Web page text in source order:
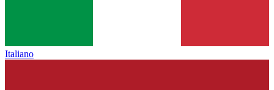
Italiano